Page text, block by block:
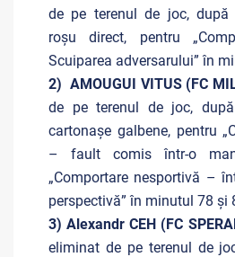
de pe terenul de joc, după
roșu direct, pentru
Scuiparea adversarului” în
2) AMOUGUI VITUS (FC
de pe terenul de joc,
cartonașe galbene, pentru
– fault comis într-o
„Comportare nesportivă –
perspectivă” în minutul 78 și
3) Alexandr CEH (FC
eliminat de pe terenul de